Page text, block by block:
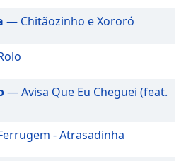
— Chitãozinho e Xororó
— Avisa Que Eu Cheguei (feat.
- Atrasadinha